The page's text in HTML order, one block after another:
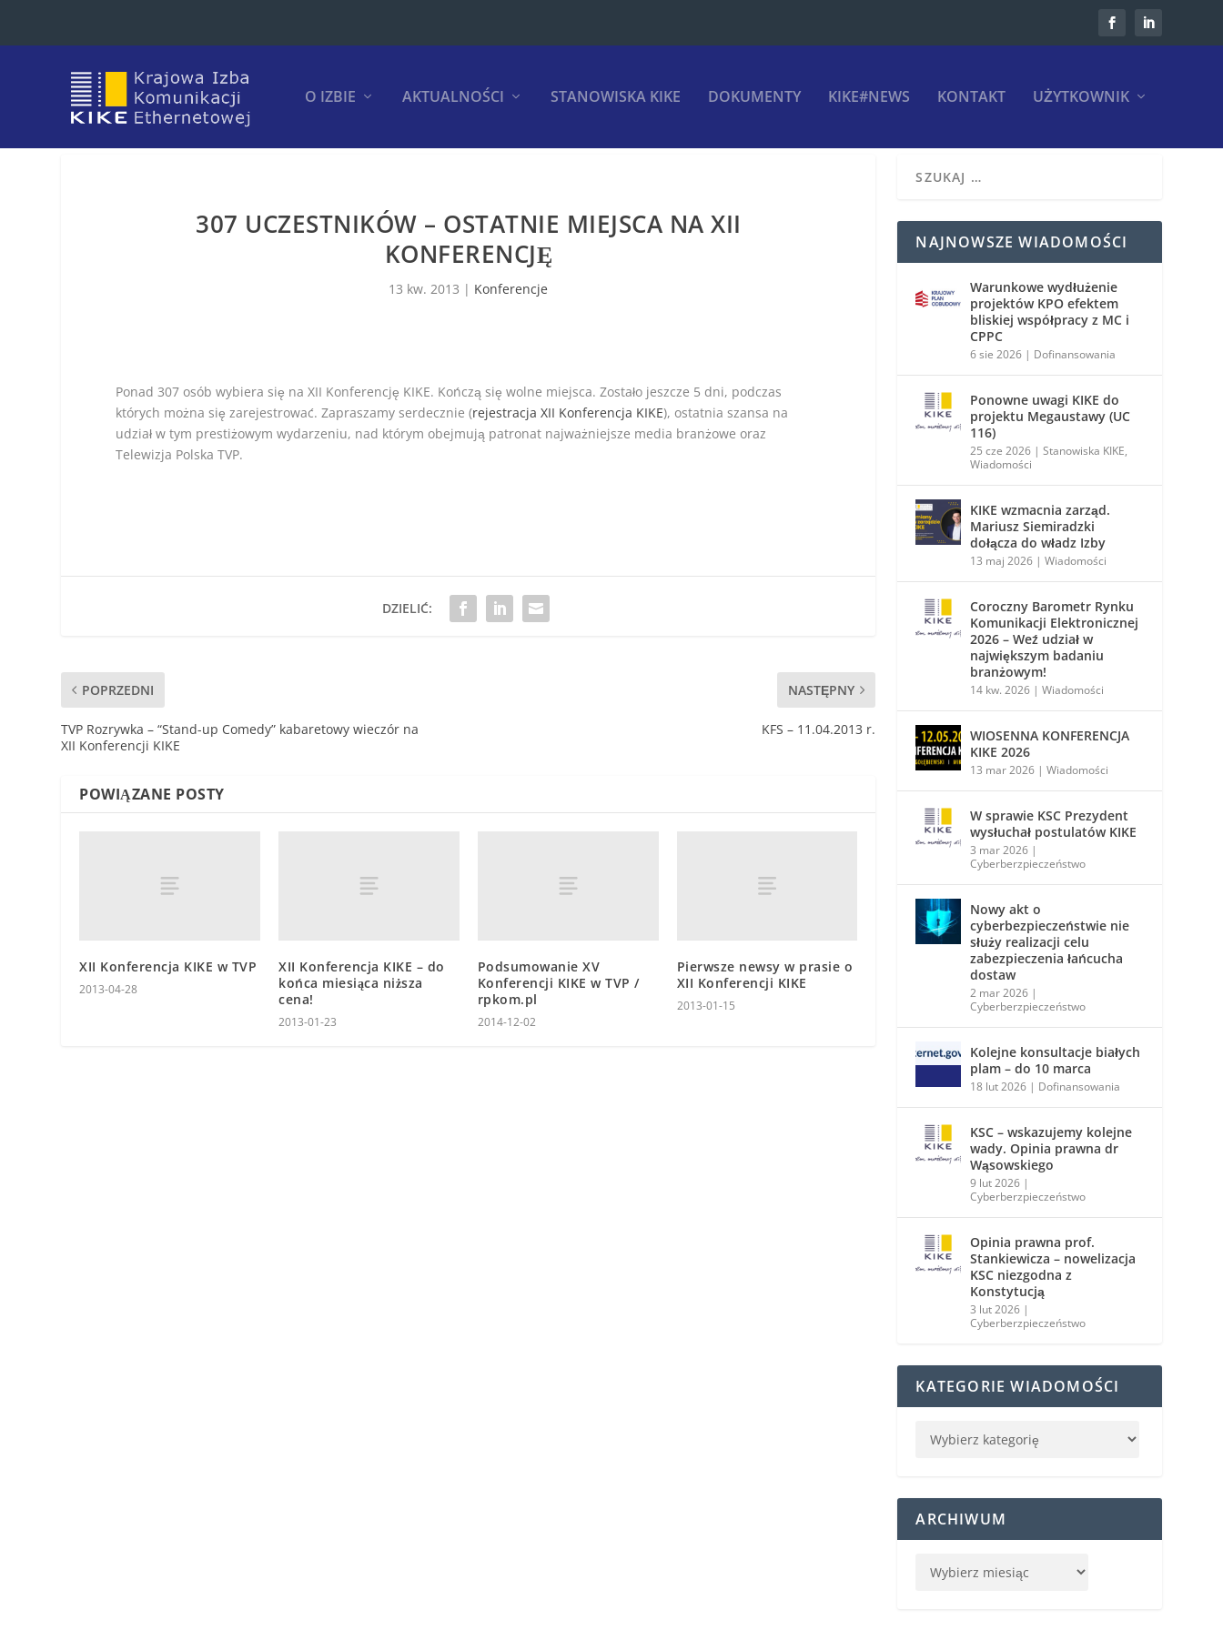
O IZBIE AKTUALNOŚCI STANOWISKA KIKE DOKUMENTY KIKE#NEWS KONTAKT UŻYTKOWNIK
307 UCZESTNIKÓW – OSTATNIE MIEJSCA NA XII
KONFERENCJĘ
13 kw. 2013 | Konferencje
Ponad 307 osób wybiera się na XII Konferencję KIKE. Kończą się wolne miejsca. Zostało jeszcze 5 dni, podczas
których można się zarejestrować. Zapraszamy serdecznie (rejestracja XII Konferencja KIKE), ostatnia szansa na
udział w tym prestiżowym wydarzeniu, nad którym obejmują patronat najważniejsze media branżowe oraz
Telewizja Polska TVP.
DZIELIĆ:
POPRZEDNI
TVP Rozrywka – “Stand-up Comedy” kabaretowy wieczór na
XII Konferencji KIKE
NASTĘPNY
KFS – 11.04.2013 r.
POWIĄZANE POSTY
XII Konferencja KIKE w TVP
2013-04-28
XII Konferencja KIKE – do
końca miesiąca niższa
cena!
2013-01-23
Podsumowanie XV
Konferencji KIKE w TVP /
rpkom.pl
2014-12-02
Pierwsze newsy w prasie o
XII Konferencji KIKE
2013-01-15
NAJNOWSZE WIADOMOŚCI
Warunkowe wydłużenie
projektów KPO efektem
bliskiej współpracy z MC i
CPPC
6 sie 2026 | Dofinansowania
Ponowne uwagi KIKE do
projektu Megaustawy (UC
116)
25 cze 2026 |Stanowiska KIKE,
Wiadomości
KIKE wzmacnia zarząd.
Mariusz Siemiradzki
dołącza do władz Izby
13 maj 2026 |Wiadomości
Coroczny Barometr Rynku
Komunikacji Elektronicznej
2026 – Weź udział w
największym badaniu
branżowym!
14 kw. 2026 |Wiadomości
WIOSENNA KONFERENCJA
KIKE 2026
13 mar 2026 |Wiadomości
W sprawie KSC Prezydent
wysłuchał postulatów KIKE
3 mar 2026 |
Cyberberzpieczeństwo
Nowy akt o
cyberbezpieczeństwie nie
służy realizacji celu
zabezpieczenia łańcucha
dostaw
2 mar 2026 |
Cyberberzpieczeństwo
Kolejne konsultacje białych
plam – do 10 marca
18 lut 2026 | Dofinansowania
KSC – wskazujemy kolejne
wady. Opinia prawna dr
Wąsowskiego
9 lut 2026 |
Cyberberzpieczeństwo
Opinia prawna prof.
Stankiewicza – nowelizacja
KSC niezgodna z
Konstytucją
3 lut 2026 |
Cyberberzpieczeństwo
KATEGORIE WIADOMOŚCI
ARCHIWUM